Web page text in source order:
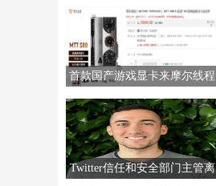
首款国产游戏显卡来摩尔线程
MTTS80，售价2999元。
Twitter信任和安全部门主管离